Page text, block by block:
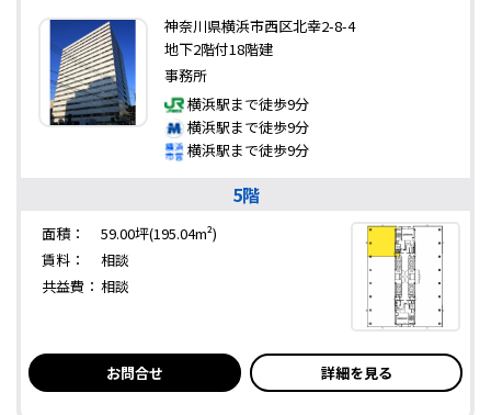
神奈川県横浜市西区北幸2-8-4
地下2階付18階建
事務所
横浜駅まで徒歩9分
横浜駅まで徒歩9分
横浜駅まで徒歩9分
5階
面積：
59.00坪(195.04m²)
賃料：
相談
共益費： 相談
お問合せ 詳細を見る